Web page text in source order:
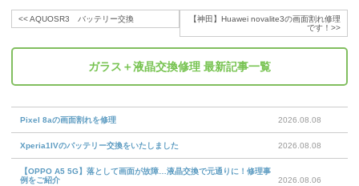
<<AQUOSR3 バッテリー交換
【神田】Huawei novalite3の画面割れ修理
です！ >>
ガラス＋液晶交換修理 最新記事一覧
Pixel 8aの画面割れを修理 2026.08.08
Xperia1IVのバッテリー交換をいたしました 2026.08.08
【OPPO A5 5G】落として画面が故障…液晶交換で元通りに！修理事
例をご紹介
2026.08.06